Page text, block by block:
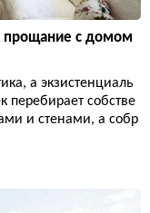
прощание с домом
а экзистенциаль
перебирает собстве
и стенами, а собр